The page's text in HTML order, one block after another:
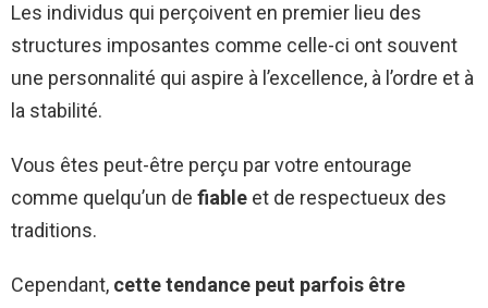
Les individus qui perçoivent en premier lieu des
structures imposantes comme celle-ci ont souvent
une personnalité qui aspire à l’excellence, à l’ordre et à
la stabilité.
Vous êtes peut-être perçu par votre entourage
comme quelqu’un de fiable et de respectueux des
traditions.
Cependant, cette tendance peut parfois être